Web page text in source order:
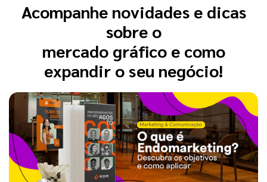
Acompanhe novidades e dicas
sobre o
mercado gráfico e como
expandir o seu negócio!